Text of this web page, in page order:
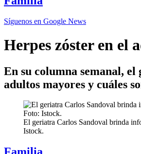
Síguenos en Google News
Herpes zóster en el
En su columna semanal,
adultos mayores y cuáles
El geriatra Carlos Sandoval brinda
Istock.